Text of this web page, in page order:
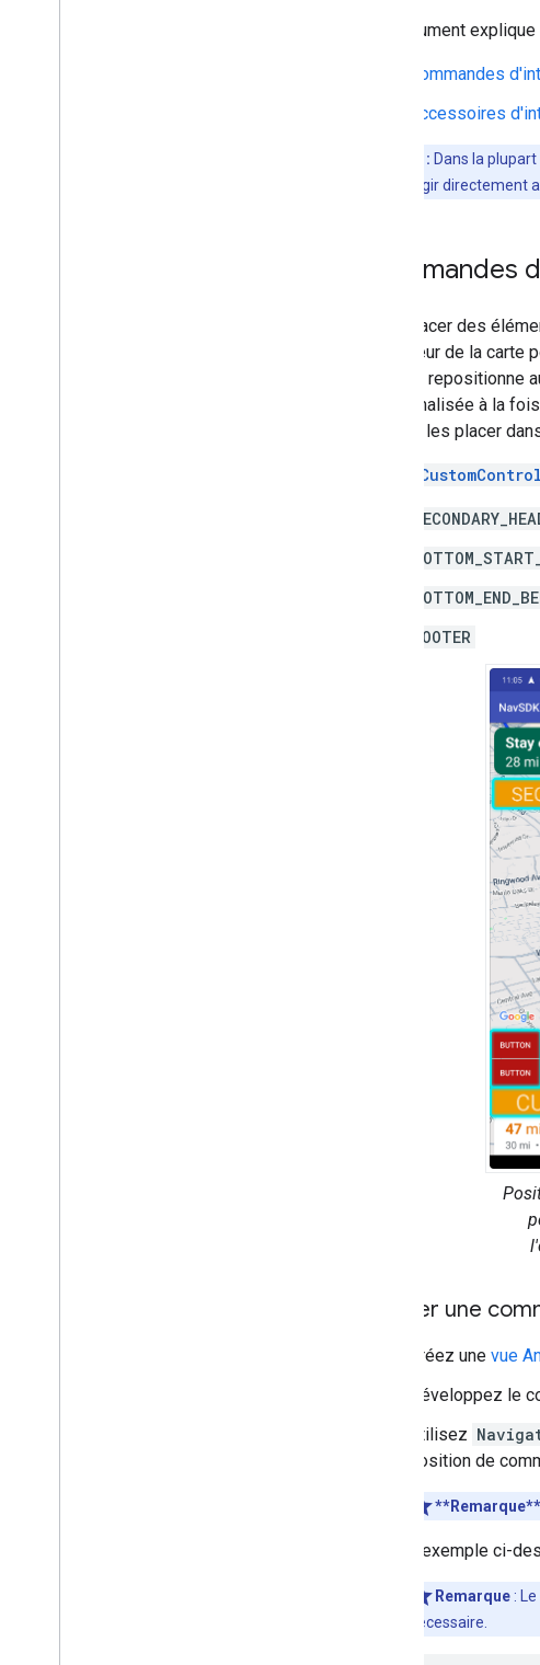
Ce document
Commandes
Accessoires
Remarque : Dans la
au lieu d'interagir directement
Commandes
Pour placer des
utilisateur de la carte
Android repositionne
personnalisée à la
pouvez les placer
setCustomControl
FOOTER
Ajouter une
Créez une vue
Développez le
Utilisez
position de
L'exemple ci-
Remarque :
nécessaire.